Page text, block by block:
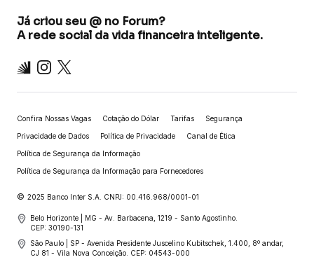
Já criou seu @ no Forum?
A rede social da vida financeira inteligente.
Inter Instagram
X
Confira Nossas Vagas Cotação do Dólar Tarifas Segurança
Privacidade de Dados Política de Privacidade Canal de Ética
Política de Segurança da Informação
Política de Segurança da Informação para Fornecedores
© 2025 Banco Inter S.A. CNPJ: 00.416.968/0001-01
Belo Horizonte | MG - Av. Barbacena, 1219 - Santo Agostinho.
CEP: 30190-131
São Paulo | SP - Avenida Presidente Juscelino Kubitschek, 1.400, 8º andar,
CJ 81 - Vila Nova Conceição. CEP: 04543-000